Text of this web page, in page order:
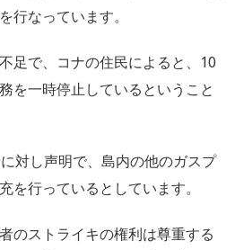
行なっています。
足で、コナの住民によると、10
を一時停止しているということ
対し声明で、島内の他のガスプ
を行っているとしています。
のストライキの権利は尊重する